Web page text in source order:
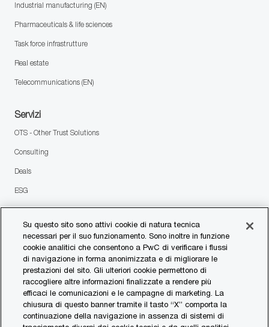
Industrial manufacturing (EN)
Pharmaceuticals & life sciences
Task force infrastrutture
Real estate
Telecommunications (EN)
Servizi
OTS - Other Trust Solutions
Consulting
Deals
ESG
Tax & legal
follow
us
Separator
© 2023 PwC. All rights reserved.
Contattaci
Su questo sito sono attivi cookie di natura tecnica
necessari per il suo funzionamento. Sono inoltre in funzione
cookie analitici che consentono a PwC di verificare i flussi
di navigazione in forma anonimizzata e di migliorare le
prestazioni del sito. Gli ulteriori cookie permettono di
raccogliere altre informazioni finalizzate a rendere più
efficaci le comunicazioni e le campagne di marketing. La
chiusura di questo banner tramite il tasto “X” comporta la
continuazione della navigazione in assenza di sistemi di